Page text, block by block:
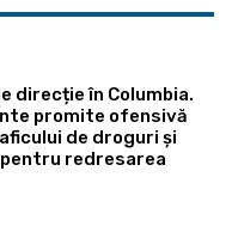
direcție în Columbia.
promite ofensivă
de droguri și
redresarea